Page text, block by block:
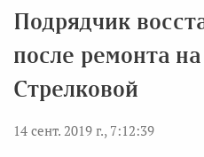
Подрядчик
после ремонта
Стрелковой
14 сент. 2019 г., 7:12:39